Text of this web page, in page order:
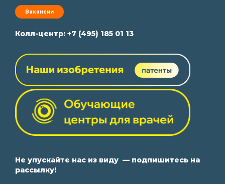
Вакансии
Колл-центр: +7 (495) 185 01 13
Не упускайте нас из виду — подпишитесь на
рассылку!